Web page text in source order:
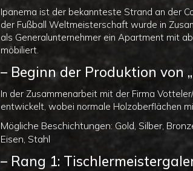
Ipanema ist der bekannteste Strand an der
der Fußball Weltmeisterschaft wurde in
als Generalunternehmer ein Apartment mit
möbiliert.
– Beginn der Produktion von
In der Zusammenarbeit mit der Firma
entwickelt, wobei normale Holzoberflächen
Mögliche Beschichtungen: Gold, Silber,
Eisen, Stahl
– Rang 1: